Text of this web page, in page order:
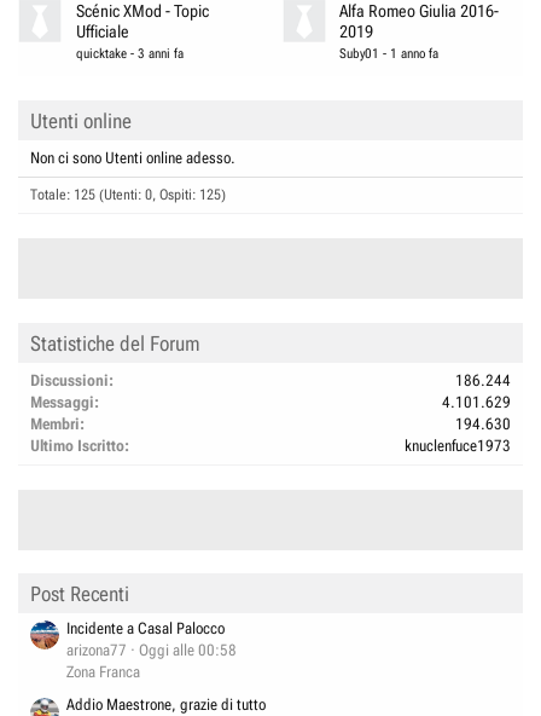
Scénic XMod - Topic
Ufficiale
quicktake -3 anni fa
Alfa Romeo Giulia 2016-
2019
Suby01 - 1 anno fa
Utenti online
Non ci sono Utenti online adesso.
Totale: 125 (Utenti: 0, Ospiti: 125)
Statistiche del Forum
Discussioni
186.244
Messaggi
4.101.629
Membri
194.630
Ultimo Iscritto
knuclenfuce1973
Post Recenti
Incidente a Casal Palocco
arizona77
Oggi alle 00:58
Zona Franca
Addio Maestrone, grazie di tutto